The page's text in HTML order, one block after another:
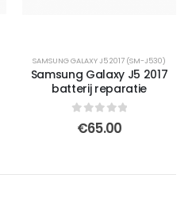
SAMSUNG GALAXY J5 2017 (SM-J530)
Samsung Galaxy J5 2017
batterij reparatie
out of 5
€65.00